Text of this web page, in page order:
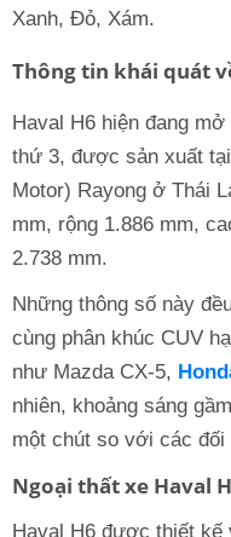
Xanh, Đỏ, Xám.
Thông tin khái quát
Haval H6 hiện đang
thứ 3, được sản xuất
Motor) Rayong ở Thái
mm, rộng 1.886 mm,
2.738 mm.
Những thông số này
cùng phân khúc CUV
như Mazda CX-5,
nhiên, khoảng sáng
một chút so với các
Ngoại thất xe Haval
Haval H6 được thiết kế